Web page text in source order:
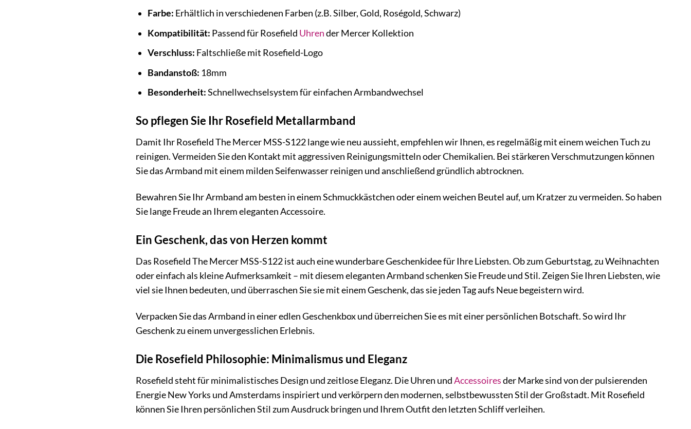
Farbe: Erhältlich in verschiedenen Farben (z.B. Silber, Gold, Roségold, Schwarz)
Kompatibilität: Passend für Rosefield Uhrender Mercer Kollektion
Verschluss: Faltschließe mit Rosefield-Logo
Bandanstoß: 18mm
Besonderheit:Schnellwechselsystem für einfachen Armbandwechsel
So pflegen Sie Ihr Rosefield Metallarmband
Damit Ihr Rosefield The Mercer MSS-S122 lange wie neu aussieht, empfehlen wir Ihnen, es regelmäßig mit einem weichen Tuch zu
reinigen. Vermeiden Sie den Kontakt mit aggressiven Reinigungsmitteln oder Chemikalien. Bei stärkeren Verschmutzungen können
Sie das Armband mit einem milden Seifenwasser reinigen und anschließend gründlich abtrocknen.
Bewahren Sie Ihr Armband am besten in einem Schmuckkästchen oder einem weichen Beutel auf, um Kratzer zu vermeiden. So haben
Sie lange Freude an Ihrem eleganten Accessoire.
Ein Geschenk, das von Herzen kommt
Das Rosefield The Mercer MSS-S122 ist auch eine wunderbare Geschenkidee für Ihre Liebsten. Ob zum Geburtstag, zu Weihnachten
oder einfach als kleine Aufmerksamkeit – mit diesem eleganten Armband schenken Sie Freude und Stil. Zeigen Sie Ihren Liebsten, wie
viel sie Ihnen bedeuten, und überraschen Sie sie mit einem Geschenk, das sie jeden Tag aufs Neue begeistern wird.
Verpacken Sie das Armband in einer edlen Geschenkbox und überreichen Sie es mit einer persönlichen Botschaft. So wird Ihr
Geschenk zu einem unvergesslichen Erlebnis.
Die Rosefield Philosophie: Minimalismus und Eleganz
Rosefield steht für minimalistisches Design und zeitlose Eleganz. Die Uhren undAccessoiresder Marke sind von der pulsierenden
Energie New Yorks und Amsterdams inspiriert und verkörpern den modernen, selbstbewussten Stil der Großstadt. Mit Rosefield
können Sie Ihren persönlichen Stil zum Ausdruck bringen und Ihrem Outfit den letzten Schliff verleihen.